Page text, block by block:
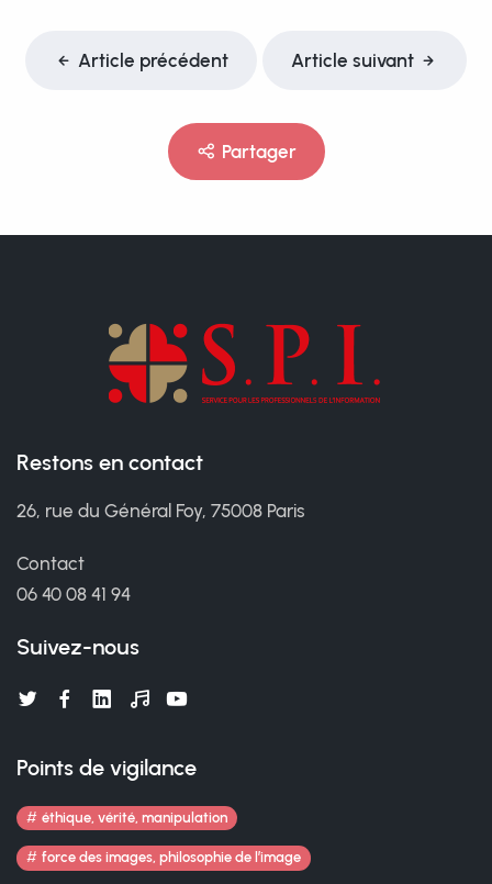
Article précédent Article suivant
Partager
Restons en contact
26, rue du Général Foy, 75008 Paris
Contact
06 40 08 41 94
Suivez-nous
Points de vigilance
éthique, vérité, manipulation
force des images, philosophie de l’image